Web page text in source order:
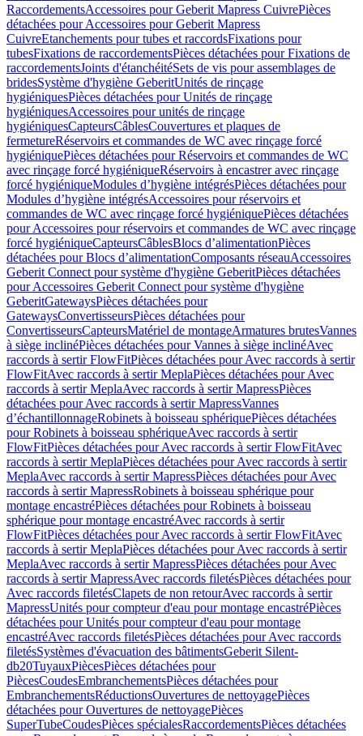
RaccordementsAccessoires pour Geberit Mapress CuivrePièces
détachées pour Accessoires pour Geberit Mapress
CuivreEtanchements pour tubes et raccordsFixations pour
tubesFixations de raccordementsPièces détachées pour Fixations de
raccordementsJoints d'étanchéitéSets de vis pour assemblages de
bridesSystème d'hygiène GeberitUnités de rinçage
hygiéniquesPièces détachées pour Unités de rinçage
hygiéniquesAccessoires pour unités de rinçage
hygiéniquesCapteursCâblesCouvertures et plaques de
fermetureRéservoirs et commandes de WC avec rinçage forcé
hygiéniquePièces détachées pour Réservoirs et commandes de WC
avec rinçage forcé hygiéniqueRéservoirs à encastrer avec rinçage
forcé hygiéniqueModules d’hygiène intégrésPièces détachées pour
Modules d’hygiène intégrésAccessoires pour réservoirs et
commandes de WC avec rinçage forcé hygiéniquePièces détachées
pour Accessoires pour réservoirs et commandes de WC avec rinçage
forcé hygiéniqueCapteursCâblesBlocs d’alimentationPièces
détachées pour Blocs d’alimentationComposants réseauAccessoires
Geberit Connect pour système d'hygiène GeberitPièces détachées
pour Accessoires Geberit Connect pour système d'hygiène
GeberitGatewaysPièces détachées pour
GatewaysConvertisseursPièces détachées pour
ConvertisseursCapteursMatériel de montageArmatures brutesVannes
à siège inclinéPièces détachées pour Vannes à siège inclinéAvec
raccords à sertir FlowFitPièces détachées pour Avec raccords à sertir
FlowFitAvec raccords à sertir MeplaPièces détachées pour Avec
raccords à sertir MeplaAvec raccords à sertir MapressPièces
détachées pour Avec raccords à sertir MapressVannes
d’échantillonnageRobinets à boisseau sphériquePièces détachées
pour Robinets à boisseau sphériqueAvec raccords à sertir
FlowFitPièces détachées pour Avec raccords à sertir FlowFitAvec
raccords à sertir MeplaPièces détachées pour Avec raccords à sertir
MeplaAvec raccords à sertir MapressPièces détachées pour Avec
raccords à sertir MapressRobinets à boisseau sphérique pour
montage encastréPièces détachées pour Robinets à boisseau
sphérique pour montage encastréAvec raccords à sertir
FlowFitPièces détachées pour Avec raccords à sertir FlowFitAvec
raccords à sertir MeplaPièces détachées pour Avec raccords à sertir
MeplaAvec raccords à sertir MapressPièces détachées pour Avec
raccords à sertir MapressAvec raccords filetésPièces détachées pour
Avec raccords filetésClapets de non retourAvec raccords à sertir
MapressUnités pour compteur d'eau pour montage encastréPièces
détachées pour Unités pour compteur d'eau pour montage
encastréAvec raccords filetésPièces détachées pour Avec raccords
filetésSystèmes d'évacuation des bâtimentsGeberit Silent-
db20TuyauxPiècesPièces détachées pour
PiècesCoudesEmbranchementsPièces détachées pour
EmbranchementsRéductionsOuvertures de nettoyagePièces
détachées pour Ouvertures de nettoyagePièces
SuperTubeCoudesPièces spécialesRaccordementsPièces détachées